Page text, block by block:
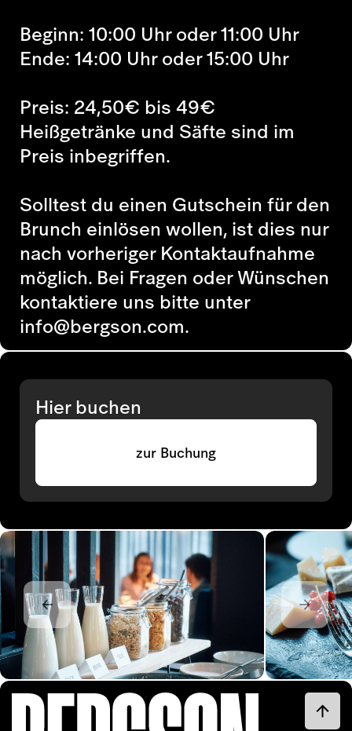
Beginn: 10:00 Uhr oder 11:00 Uhr
Ende: 14:00 Uhr oder 15:00 Uhr
Preis: 24,50€ bis 49€
Heißgetränke und Säfte sind im
Preis inbegriffen.
Solltest du einen Gutschein für den
Brunch einlösen wollen, ist dies nur
nach vorheriger Kontaktaufnahme
möglich. Bei Fragen oder Wünschen
kontaktiere uns bitte unter
info@bergson.com.
Hier buchen
zur Buchung